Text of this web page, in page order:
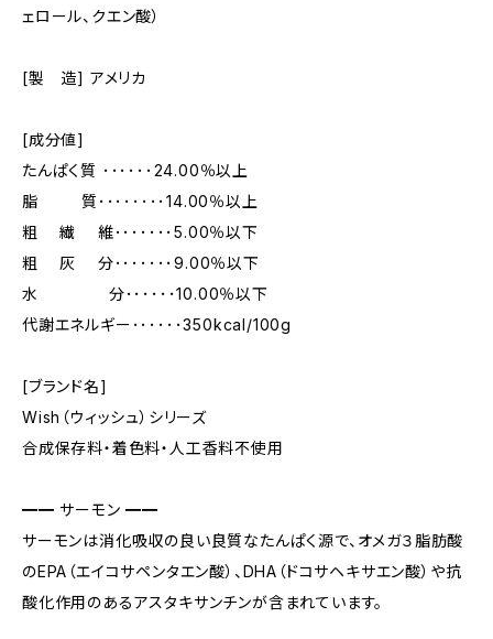
ェロール、クエン酸）
[製 造] アメリカ
[成分値]
たんぱく質 ･･････24.00％以上
脂 質････････14.00％以上
粗 繊 維･･･････5.00％以下
粗 灰 分･･･････9.00％以下
水 分･･････10.00％以下
代謝エネルギー･･････350kcal/100g
[ブランド名]
Wish（ウィッシュ）シリーズ
合成保存料・着色料・人工香料不使用
━━ サーモン ━━
サーモンは消化吸収の良い良質なたんぱく源で、オメガ３脂肪酸
のEPA（エイコサペンタエン酸）、DHA（ドコサヘキサエン酸）や抗
酸化作用のあるアスタキサンチンが含まれています。